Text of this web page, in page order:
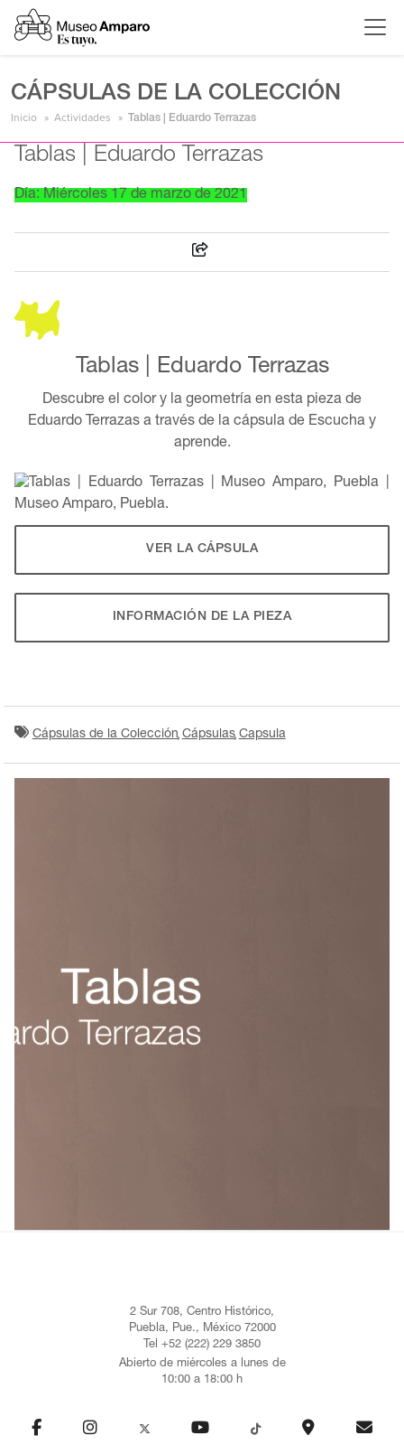
CÁPSULAS DE LA COLECCIÓN
Inicio Actividades Tablas | Eduardo Terrazas
Tablas | Eduardo Terrazas
Día: Miércoles 17 de marzo de 2021
Tablas | Eduardo Terrazas
Descubre el color y la geometría en esta pieza de
Eduardo Terrazas a través de la cápsula de Escucha y
aprende.
VER LA CÁPSULA
INFORMACIÓN DE LA PIEZA
Cápsulas de la Colección Cápsulas Capsula
2 Sur 708, Centro Histórico,
Puebla, Pue., México 72000
Tel +52 (222) 229 3850
Abierto de miércoles a lunes de
10:00 a 18:00 h